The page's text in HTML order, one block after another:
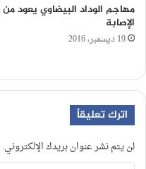
مهاجم الوداد البيضاوي يعود من
الإصابة
19 ديسمبر، 2016
اترك تعليقاً
لن يتم نشر عنوان بريدك الإلكتروني.